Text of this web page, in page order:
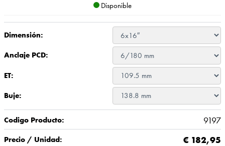
Disponible
Dimensión:
Anclaje PCD:
ET:
Buje:
Codigo Producto: 9197
Precio / Unidad: € 182,95